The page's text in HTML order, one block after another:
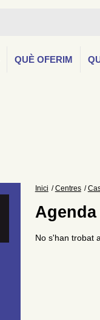
QUÈ OFERIM
Inici Centres
Agenda
No s'han trobat